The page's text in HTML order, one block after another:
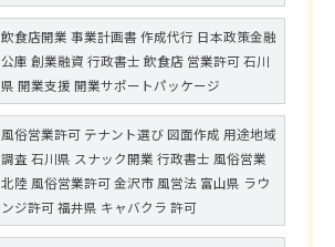
飲食店開業 事業計画書 作成代行 日本政策金融
公庫 創業融資 行政書士 飲食店 営業許可 石川
県 開業支援 開業サポートパッケージ
風俗営業許可 テナント選び 図面作成 用途地域
調査 石川県 スナック開業 行政書士 風俗営業
北陸 風俗営業許可 金沢市 風営法 富山県 ラウ
ンジ許可 福井県 キャバクラ 許可